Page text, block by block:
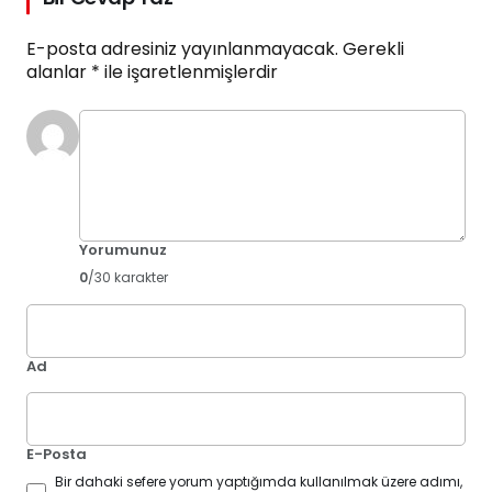
E-posta adresiniz yayınlanmayacak. Gerekli
alanlar * ile işaretlenmişlerdir
Yorumunuz
0/30 karakter
Ad
E-Posta
Bir dahaki sefere yorum yaptığımda kullanılmak üzere adımı,